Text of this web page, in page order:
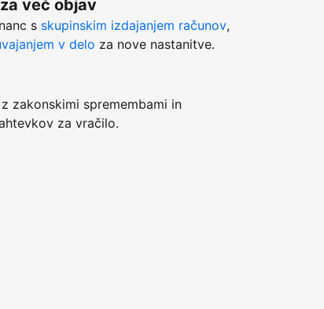
več objav
s skupinskim izdajanjem računov,
v delo za nove nastanitve.
zakonskimi spremembami in
za vračilo.